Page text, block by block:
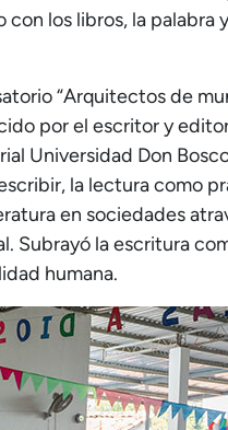
los libros, la palabra
“Arquitectos de
por el escritor y
Universidad Don
la lectura como
en sociedades
Subrayó la escritura
humana.